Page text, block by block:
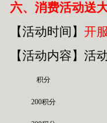
六、消费活动送
【活动时间】 开
【活动内容】活
积分
200积分